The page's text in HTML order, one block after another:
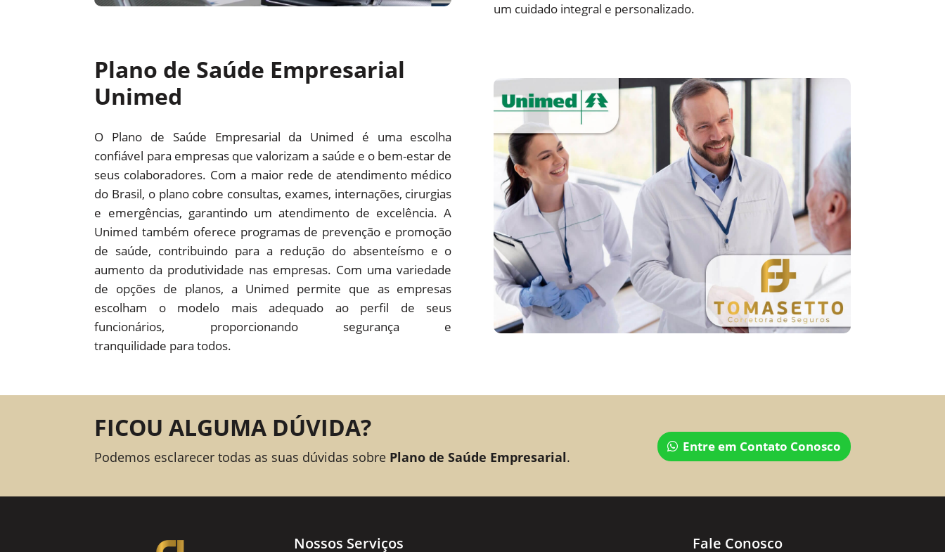
um cuidado integral e personalizado.
Plano de Saúde Empresarial
Unimed
O Plano de Saúde Empresarial da Unimed é uma escolha
confiável para empresas que valorizam a saúde e o bem-estar de
seus colaboradores. Com a maior rede de atendimento médico
do Brasil, o plano cobre consultas, exames, internações, cirurgias
e emergências, garantindo um atendimento de excelência. A
Unimed também oferece programas de prevenção e promoção
de saúde, contribuindo para a redução do absenteísmo e o
aumento da produtividade nas empresas. Com uma variedade
de opções de planos, a Unimed permite que as empresas
escolham o modelo mais adequado ao perfil de seus
funcionários, proporcionando segurança e
tranquilidade para todos.
FICOU ALGUMA DÚVIDA?
Podemos esclarecer todas as suas dúvidas sobre Plano de Saúde Empresarial.
Entre em Contato Conosco
Nossos Serviços Fale Conosco